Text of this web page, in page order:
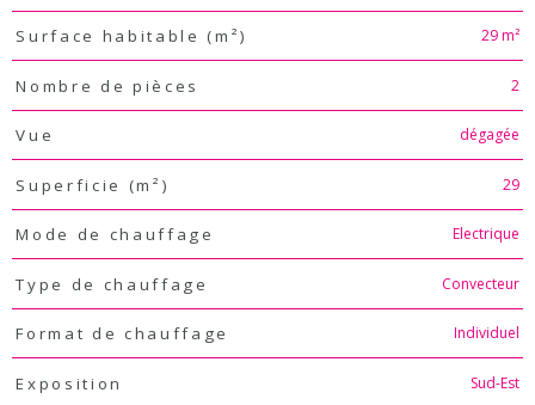
Surface habitable (m²) 29 m²
Nombre de pièces 2
Vue dégagée
Superficie (m²) 29
Mode de chauffage Electrique
Type de chauffage Convecteur
Format de chauffage Individuel
Exposition Sud-Est